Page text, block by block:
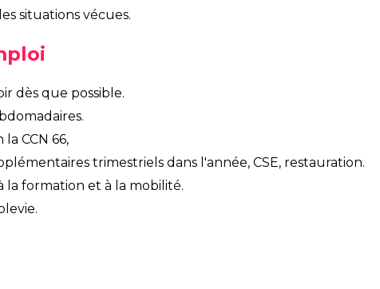
situations vécues.
dès que possible.
CCN 66,
trimestriels dans l'année, CSE, restauration.
la formation et à la mobilité.